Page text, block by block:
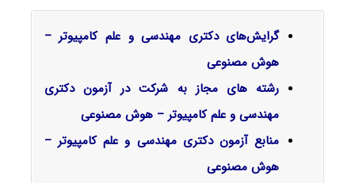
گرایش‌های دکتری مهندسی و علم کامپیوتر –
هوش مصنوعی
رشته های مجاز به شرکت در آزمون دکتری
مهندسی و علم کامپیوتر – هوش مصنوعی
منابع آزمون دکتری مهندسی و علم کامپیوتر –
هوش مصنوعی